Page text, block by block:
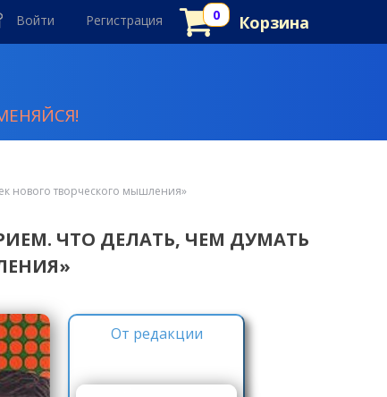
Войти Регистрация Корзина
нового творческого мышления»
ЧТО ДЕЛАТЬ, ЧЕМ ДУМАТЬ
От редакции